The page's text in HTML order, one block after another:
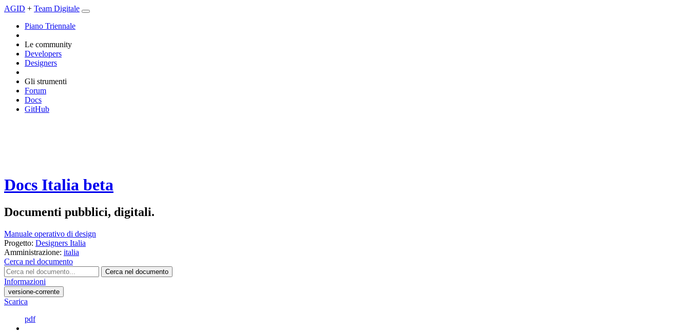
AGID + Team Digitale
Piano Triennale
Le community
Developers
Designers
Gli strumenti
Forum
Docs
GitHub
Docs Italia beta
Documenti pubblici, digitali.
Manuale operativo di design
Progetto: Designers Italia
Amministrazione: italia
Cerca nel documento
Cerca nel documento
Informazioni
versione-corrente
Scarica
pdf